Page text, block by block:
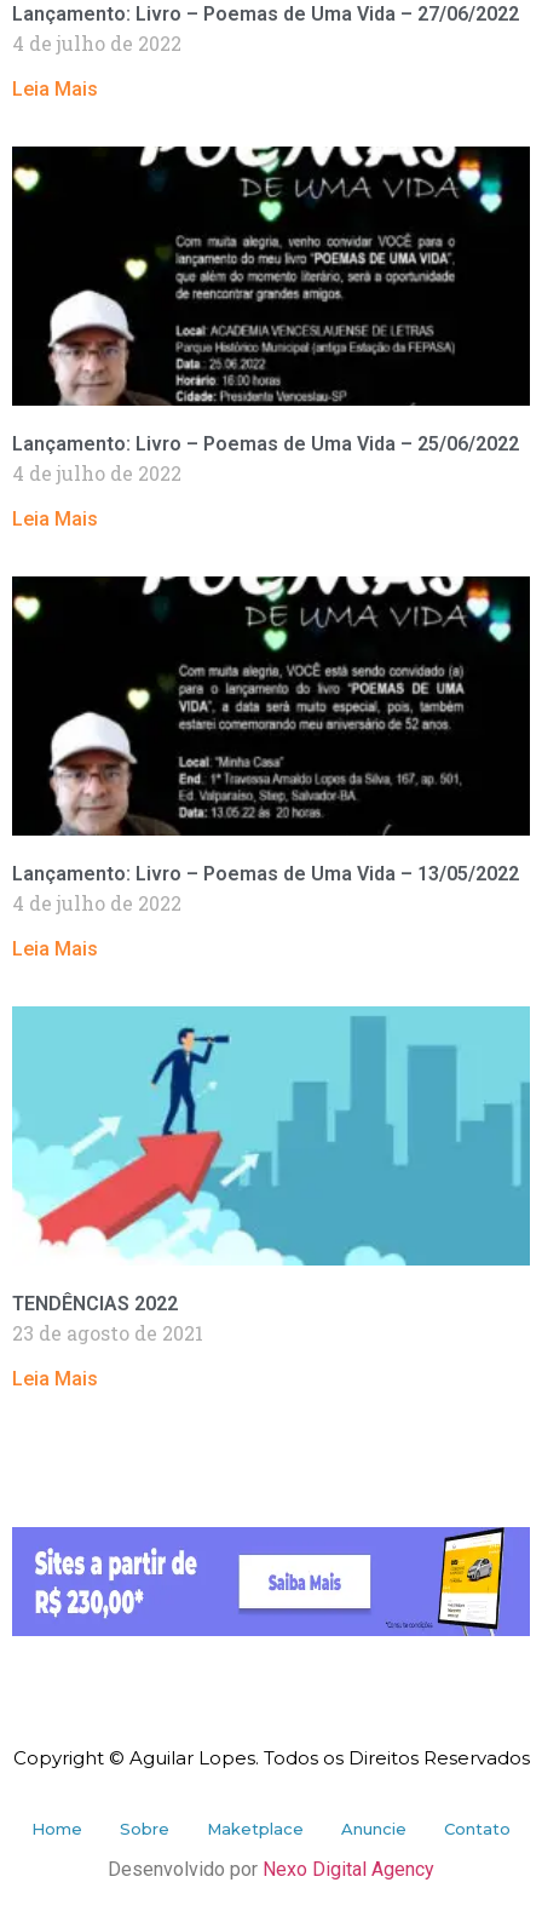
Lançamento: Livro – Poemas de Uma Vida – 27/06/2022
4 de julho de 2022
Leia Mais
Lançamento: Livro – Poemas de Uma Vida – 25/06/2022
4 de julho de 2022
Leia Mais
Lançamento: Livro – Poemas de Uma Vida – 13/05/2022
4 de julho de 2022
Leia Mais
TENDÊNCIAS 2022
23 de agosto de 2021
Leia Mais
Copyright © Aguilar Lopes. Todos os Direitos Reservados
Home Sobre Maketplace Anuncie Contato
Desenvolvido por Nexo Digital Agency